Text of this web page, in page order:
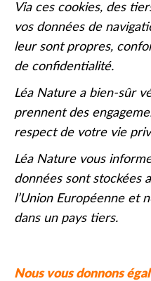
Via ces cookies, des
vos données de
leur sont propres,
de confidentialité.
Léa Nature a bien-sûr
prennent des
respect de votre vie
Léa Nature vous
données sont stockées
l’Union Européenne et
dans un pays tiers.
Nous vous donnons